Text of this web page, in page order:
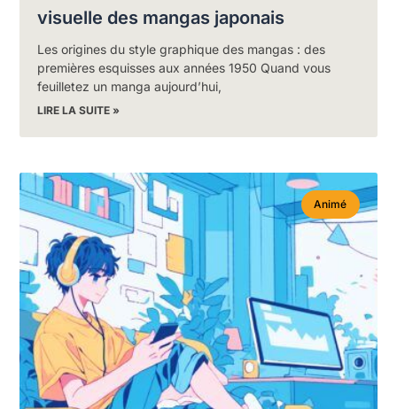
visuelle des mangas japonais
Les origines du style graphique des mangas : des
premières esquisses aux années 1950 Quand vous
feuilletez un manga aujourd’hui,
LIRE LA SUITE »
Animé